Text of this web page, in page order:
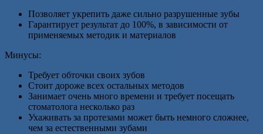
Позволяет укрепить даже сильно разрушенные зубы
Гарантирует результат до 100%, в зависимости от
применяемых методик и материалов
Минусы:
Требует обточки своих зубов
Стоит дороже всех остальных методов
Занимает очень много времени и требует посещать
стоматолога несколько раз
Ухаживать за протезами может быть немного сложнее,
чем за естественными зубами